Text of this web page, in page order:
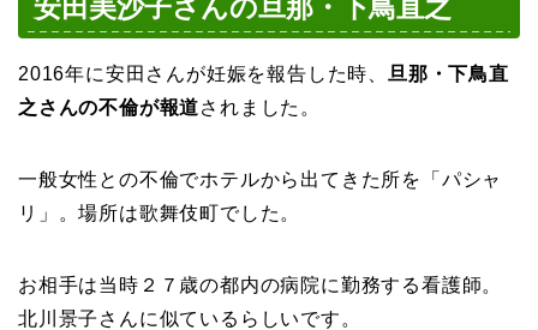
安田美沙子さんの旦那・下鳥直之
2016年に安田さんが妊娠を報告した時、 旦那・下鳥直
之さんの不倫が報道されました。
一般女性との不倫でホテルから出てきた所を「パシャ
リ」。場所は歌舞伎町でした。
お相手は当時２７歳の都内の病院に勤務する看護師。
北川景子さんに似ているらしいです。